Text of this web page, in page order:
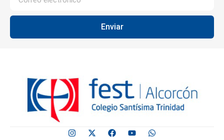
Enviar